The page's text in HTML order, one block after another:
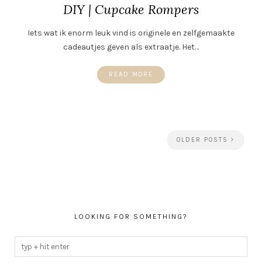
DIY | Cupcake Rompers
Iets wat ik enorm leuk vind is originele en zelfgemaakte
cadeautjes geven als extraatje. Het…
READ MORE
OLDER POSTS
LOOKING FOR SOMETHING?